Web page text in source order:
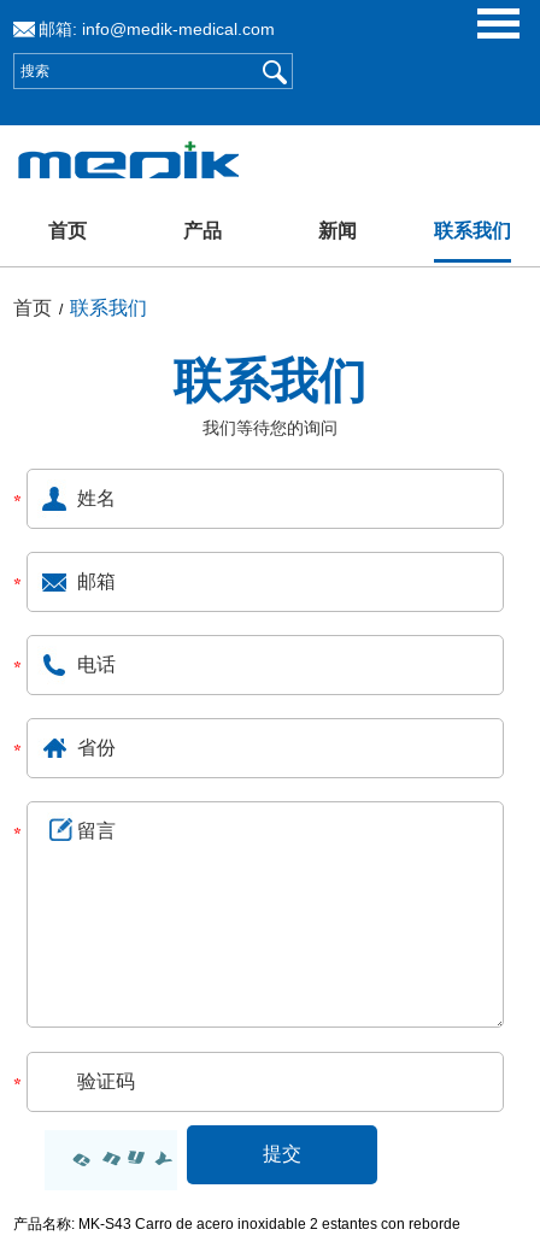
邮箱: info@medik-medical.com
首页 产品 新闻 联系我们
首页 /联系我们
联系我们
我们等待您的询问
产品名称: MK-S43 Carro de acero inoxidable 2 estantes con reborde